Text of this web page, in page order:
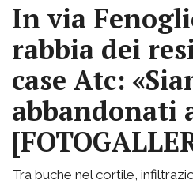
In via
rabbia dei
case Atc:
abbandonati
Tra buche nel cortile,